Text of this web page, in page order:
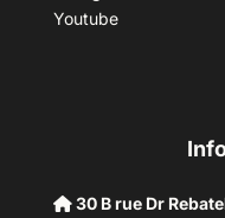
Youtube
30 B rue Dr